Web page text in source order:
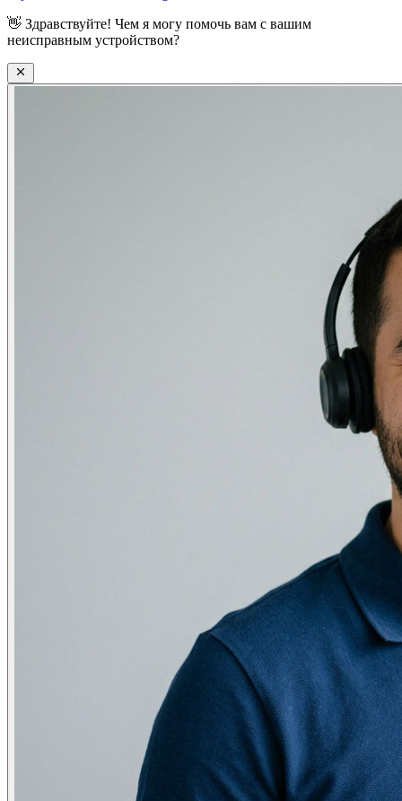
👋 Здравствуйте! Чем я могу помочь вам с вашим
неисправным устройством?